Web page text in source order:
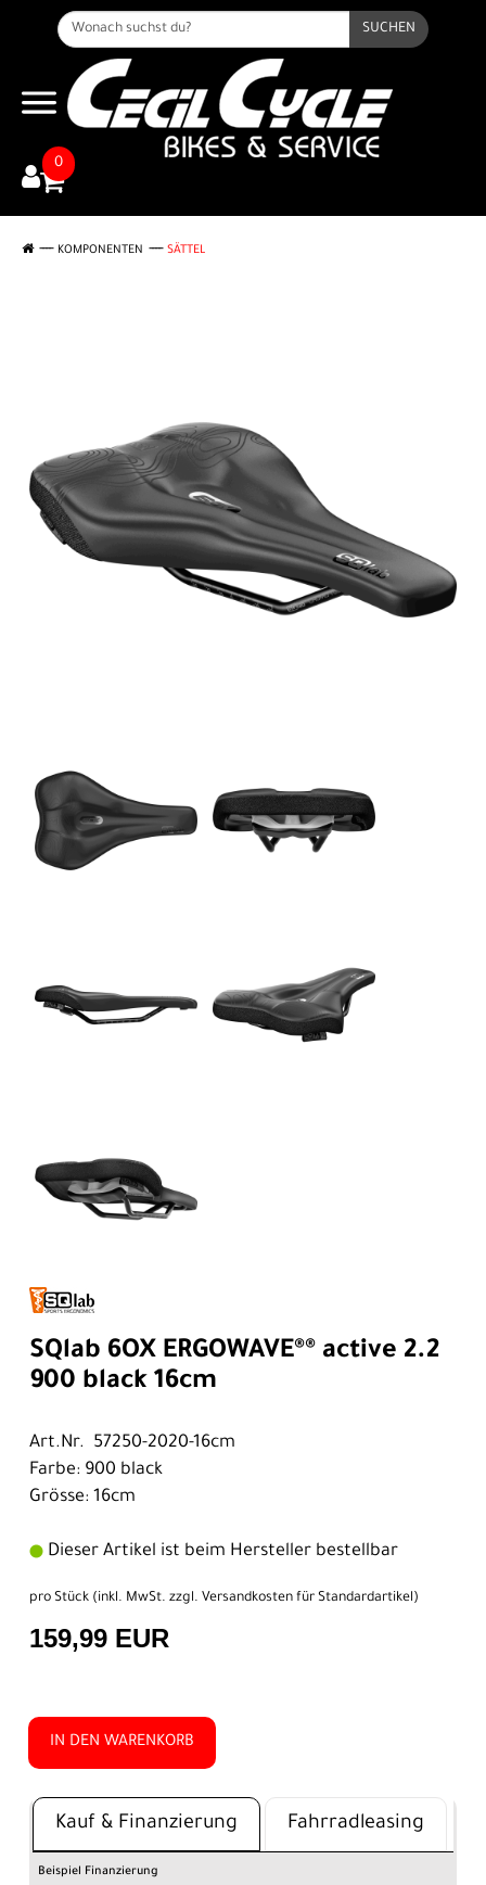
SUCHEN
0
KOMPONENTEN SÄTTEL
SQlab 6OX ERGOWAVE®® active 2.2
900 black 16cm
Art.Nr. 57250-2020-16cm
Farbe: 900 black
Grösse: 16cm
Dieser Artikel ist beim Hersteller bestellbar
pro Stück (inkl. MwSt. zzgl. Versandkosten für Standardartikel)
159,99 EUR
IN DEN WARENKORB
Kauf & Finanzierung Fahrradleasing
Beispiel Finanzierung